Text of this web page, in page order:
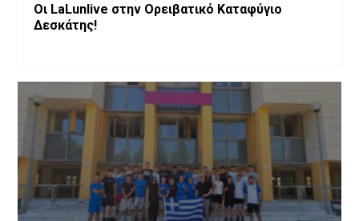
Οι LaLunlive στην Ορειβατικό Καταφύγιο
Δεσκάτης!